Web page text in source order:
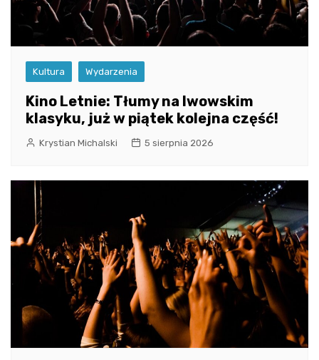
Kultura Wydarzenia
Kino Letnie: Tłumy na lwowskim
klasyku, już w piątek kolejna część!
Krystian Michalski 5 sierpnia 2026